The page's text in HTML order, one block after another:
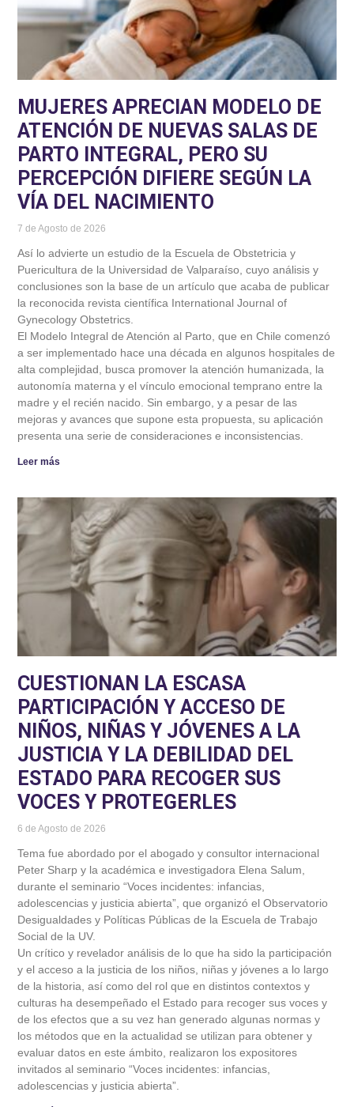
MUJERES APRECIAN MODELO DE
ATENCIÓN DE NUEVAS SALAS DE
PARTO INTEGRAL, PERO SU
PERCEPCIÓN DIFIERE SEGÚN LA
VÍA DEL NACIMIENTO
7 de Agosto de 2026
Así lo advierte un estudio de la Escuela de Obstetricia y
Puericultura de la Universidad de Valparaíso, cuyo análisis y
conclusiones son la base de un artículo que acaba de publicar
la reconocida revista científica International Journal of
Gynecology Obstetrics.
El Modelo Integral de Atención al Parto, que en Chile comenzó
a ser implementado hace una década en algunos hospitales de
alta complejidad, busca promover la atención humanizada, la
autonomía materna y el vínculo emocional temprano entre la
madre y el recién nacido. Sin embargo, y a pesar de las
mejoras y avances que supone esta propuesta, su aplicación
presenta una serie de consideraciones e inconsistencias.
Leer más
CUESTIONAN LA ESCASA
PARTICIPACIÓN Y ACCESO DE
NIÑOS, NIÑAS Y JÓVENES A LA
JUSTICIA Y LA DEBILIDAD DEL
ESTADO PARA RECOGER SUS
VOCES Y PROTEGERLES
6 de Agosto de 2026
Tema fue abordado por el abogado y consultor internacional
Peter Sharp y la académica e investigadora Elena Salum,
durante el seminario “Voces incidentes: infancias,
adolescencias y justicia abierta”, que organizó el Observatorio
Desigualdades y Políticas Públicas de la Escuela de Trabajo
Social de la UV.
Un crítico y revelador análisis de lo que ha sido la participación
y el acceso a la justicia de los niños, niñas y jóvenes a lo largo
de la historia, así como del rol que en distintos contextos y
culturas ha desempeñado el Estado para recoger sus voces y
de los efectos que a su vez han generado algunas normas y
los métodos que en la actualidad se utilizan para obtener y
evaluar datos en este ámbito, realizaron los expositores
invitados al seminario “Voces incidentes: infancias,
adolescencias y justicia abierta”.